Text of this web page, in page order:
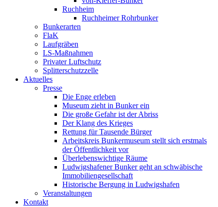
Ruchheim
Ruchheimer Rohrbunker
Bunkerarten
FlaK
Laufgräben
LS-Maßnahmen
Privater Luftschutz
Splitterschutzzelle
Aktuelles
Presse
Die Enge erleben
Museum zieht in Bunker ein
Die große Gefahr ist der Abriss
Der Klang des Krieges
Rettung für Tausende Bürger
Arbeitskreis Bunkermuseum stellt sich erstmals
der Öffentlichkeit vor
Überlebenswichtige Räume
Ludwigshafener Bunker geht an schwäbische
Immobiliengesellschaft
Historische Bergung in Ludwigshafen
Veranstaltungen
Kontakt